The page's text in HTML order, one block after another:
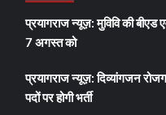
प्रयागराज न्यूज़: मुविवि की
7 अगस्त को
प्रयागराज न्यूज़: दिव्यांगजन
पदों पर होगी भर्ती